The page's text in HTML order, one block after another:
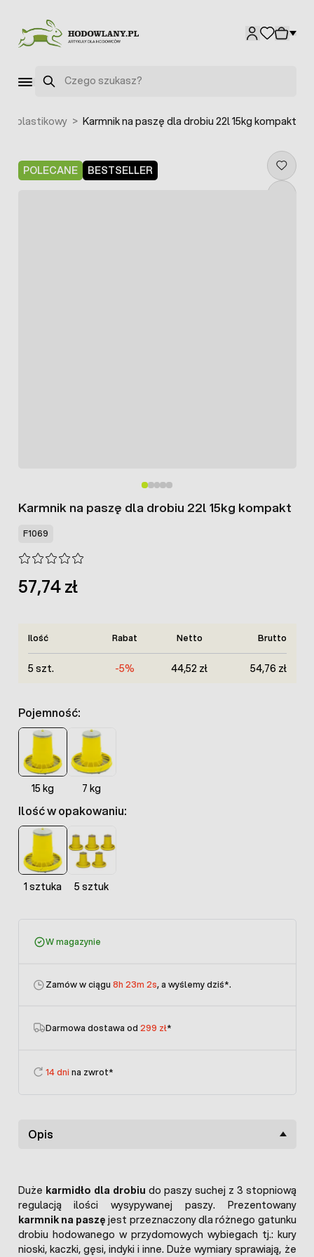
Szukaj
plastikowy > Karmnik na paszę dla drobiu 22l 15kg kompakt
POLECANE BESTSELLER
Karmnik na paszę dla drobiu 22l 15kg kompakt
F1069
57,74 zł
Pojemność:
15 kg 7 kg
Ilość w opakowaniu:
1 sztuka 5 sztuk
Ilość Rabat Netto Brutto
5 szt. -5% 44,52 zł 54,76 zł
W magazynie
Zamów w ciągu 8h 23m 1s, a wyślemy dziś*.
Darmowa dostawa od 299 zł*
14 dni na zwrot*
Opis
Duże karmidło dla drobiu do paszy suchej z 3 stopniową
regulacją ilości wysypywanej paszy. Prezentowany
karmnik na paszę jest przeznaczony dla różnego gatunku
drobiu hodowanego w przydomowych wybiegach tj.: kury
nioski, kaczki, gęsi, indyki i inne. Duże wymiary sprawiają, że